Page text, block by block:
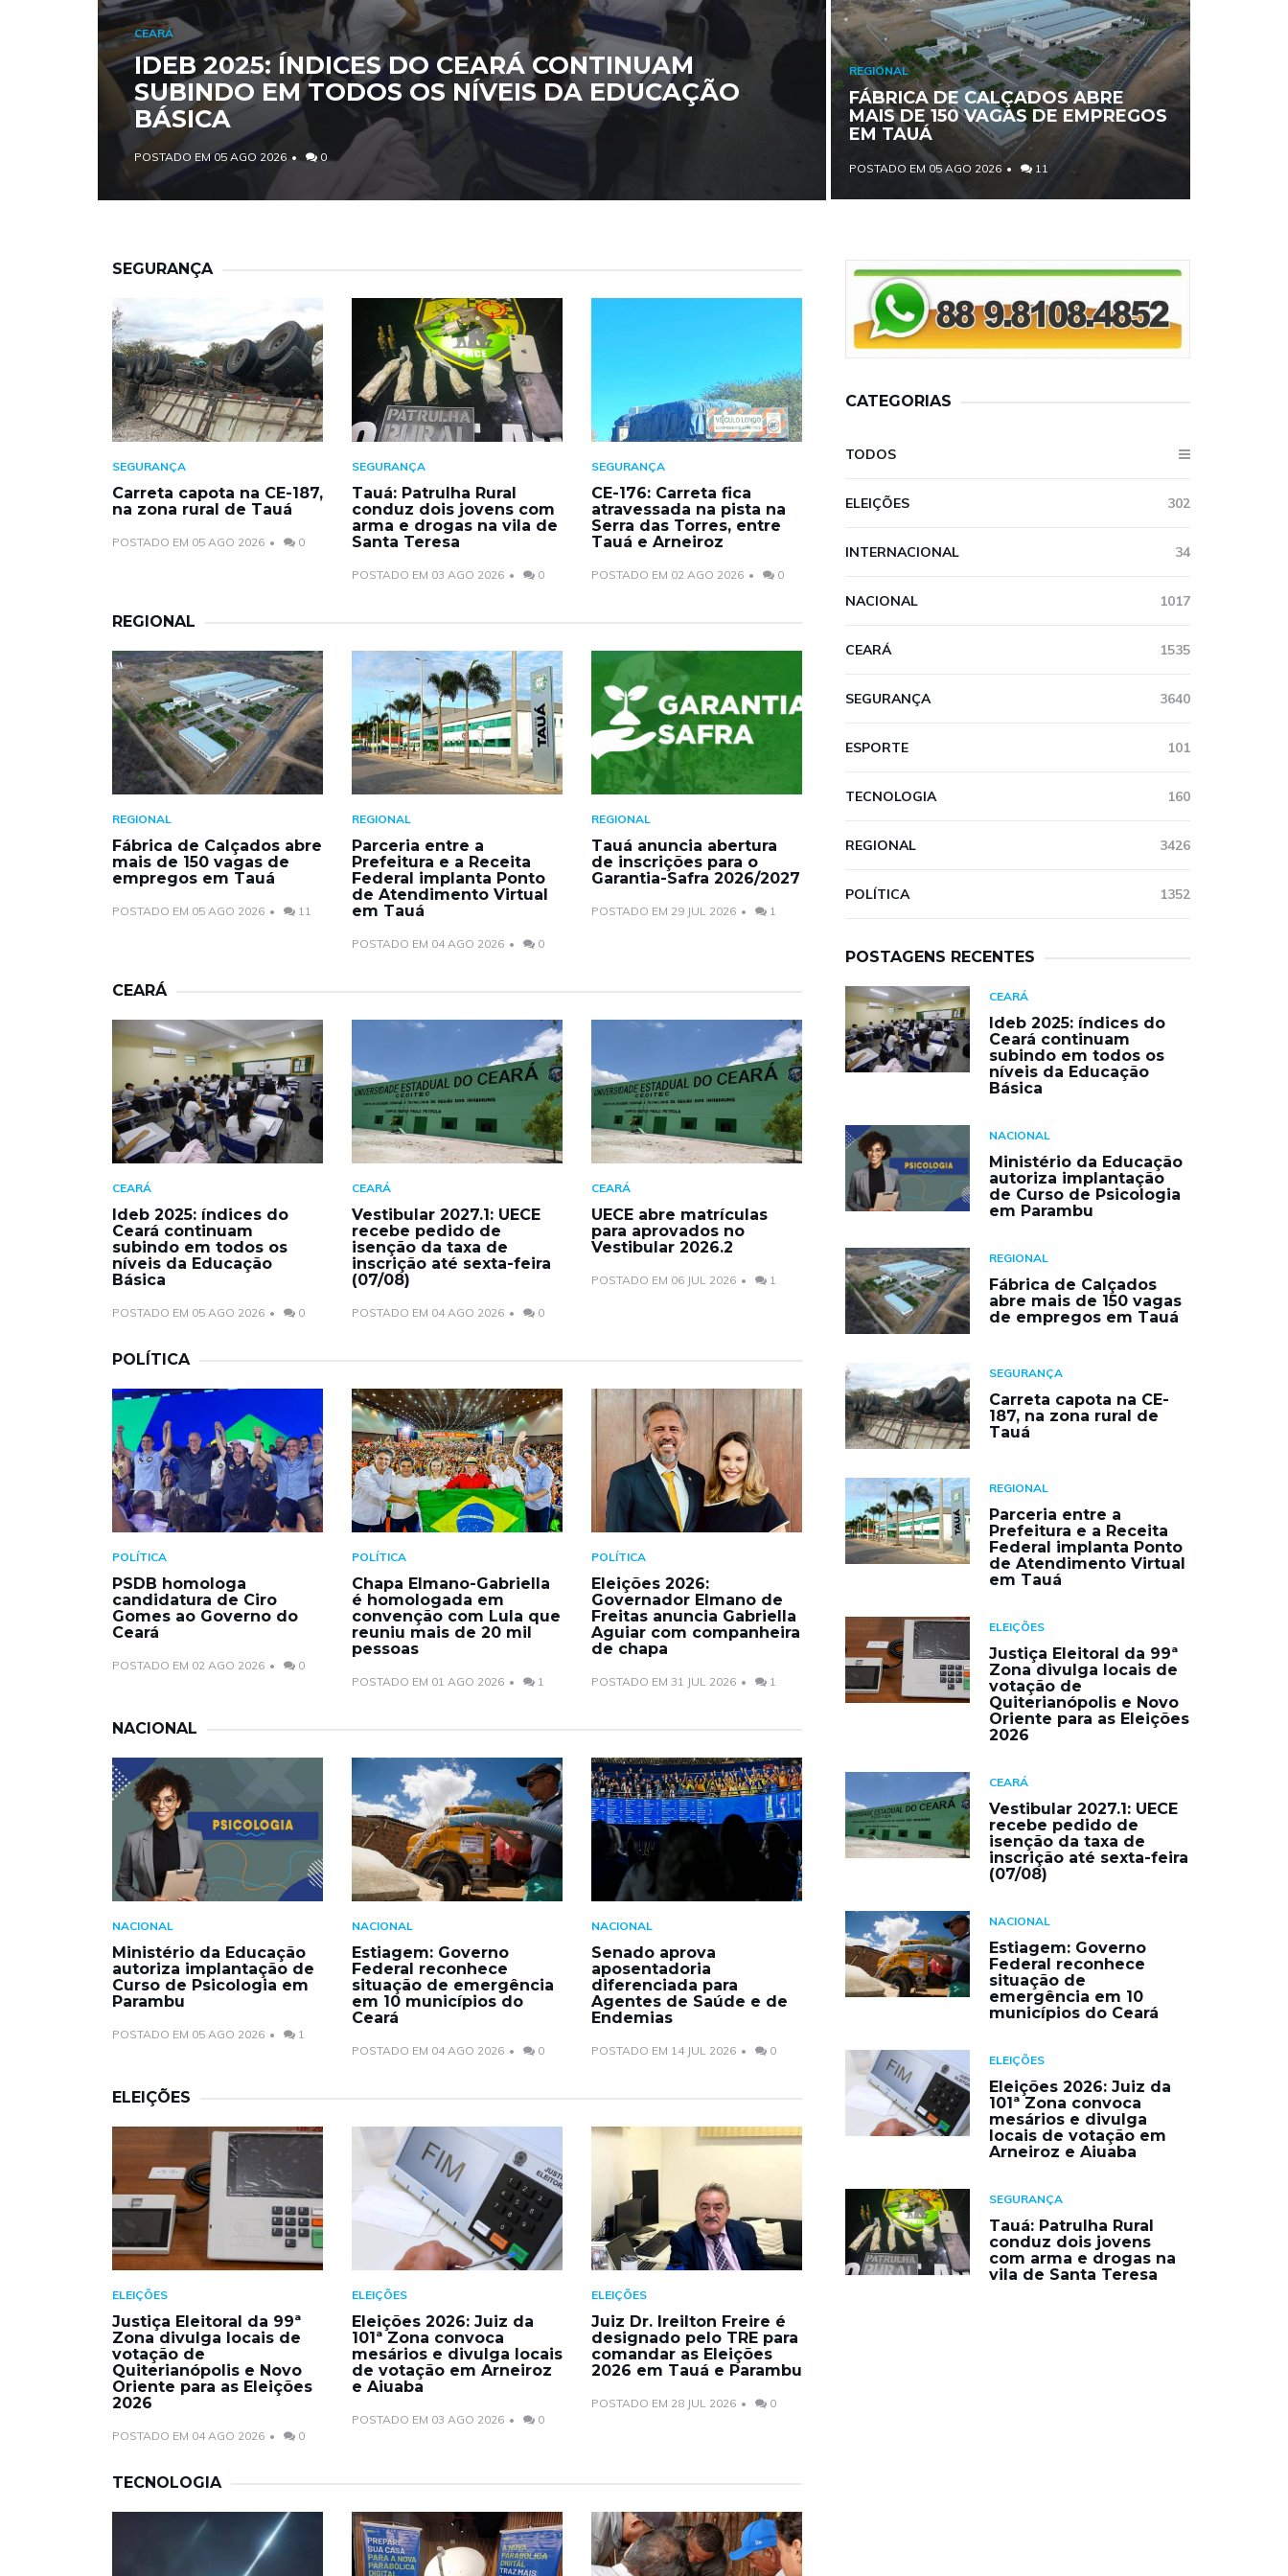
CEARÁ
IDEB 2025: ÍNDICES DO CEARÁ CONTINUAM
SUBINDO EM TODOS OS NÍVEIS DA EDUCAÇÃO
BÁSICA
POSTADO EM 05 AGO 2026 0
REGIONAL
FÁBRICA DE CALÇADOS ABRE
MAIS DE 150 VAGAS DE EMPREGOS
EM TAUÁ
POSTADO EM 05 AGO 2026 11
SEGURANÇA
SEGURANÇA
Carreta capota na CE-187,
na zona rural de Tauá
POSTADO EM 05 AGO 2026 0
SEGURANÇA
Tauá: Patrulha Rural
conduz dois jovens com
arma e drogas na vila de
Santa Teresa
POSTADO EM 03 AGO 2026 0
SEGURANÇA
CE-176: Carreta fica
atravessada na pista na
Serra das Torres, entre
Tauá e Arneiroz
POSTADO EM 02 AGO 2026 0
REGIONAL
REGIONAL
Fábrica de Calçados abre
mais de 150 vagas de
empregos em Tauá
POSTADO EM 05 AGO 2026 11
REGIONAL
Parceria entre a
Prefeitura e a Receita
Federal implanta Ponto
de Atendimento Virtual
em Tauá
POSTADO EM 04 AGO 2026 0
REGIONAL
Tauá anuncia abertura
de inscrições para o
Garantia-Safra 2026/2027
POSTADO EM 29 JUL 2026 1
CEARÁ
CEARÁ
Ideb 2025: índices do
Ceará continuam
subindo em todos os
níveis da Educação
Básica
POSTADO EM 05 AGO 2026 0
CEARÁ
Vestibular 2027.1: UECE
recebe pedido de
isenção da taxa de
inscrição até sexta-feira
(07/08)
POSTADO EM 04 AGO 2026 0
CEARÁ
UECE abre matrículas
para aprovados no
Vestibular 2026.2
POSTADO EM 06 JUL 2026 1
POLÍTICA
POLÍTICA
PSDB homologa
candidatura de Ciro
Gomes ao Governo do
Ceará
POSTADO EM 02 AGO 2026 0
POLÍTICA
Chapa Elmano-Gabriella
é homologada em
convenção com Lula que
reuniu mais de 20 mil
pessoas
POSTADO EM 01 AGO 2026 1
POLÍTICA
Eleições 2026:
Governador Elmano de
Freitas anuncia Gabriella
Aguiar com companheira
de chapa
POSTADO EM 31 JUL 2026 1
NACIONAL
NACIONAL
Ministério da Educação
autoriza implantação de
Curso de Psicologia em
Parambu
POSTADO EM 05 AGO 2026 1
NACIONAL
Estiagem: Governo
Federal reconhece
situação de emergência
em 10 municípios do
Ceará
POSTADO EM 04 AGO 2026 0
NACIONAL
Senado aprova
aposentadoria
diferenciada para
Agentes de Saúde e de
Endemias
POSTADO EM 14 JUL 2026 0
ELEIÇÕES
ELEIÇÕES
Justiça Eleitoral da 99ª
Zona divulga locais de
votação de
Quiterianópolis e Novo
Oriente para as Eleições
2026
POSTADO EM 04 AGO 2026 0
ELEIÇÕES
Eleições 2026: Juiz da
101ª Zona convoca
mesários e divulga locais
de votação em Arneiroz
e Aiuaba
POSTADO EM 03 AGO 2026 0
ELEIÇÕES
Juiz Dr. Ireilton Freire é
designado pelo TRE para
comandar as Eleições
2026 em Tauá e Parambu
POSTADO EM 28 JUL 2026 0
TECNOLOGIA
CATEGORIAS
TODOS
ELEIÇÕES 302
INTERNACIONAL 34
NACIONAL 1017
CEARÁ 1535
SEGURANÇA 3640
ESPORTE 101
TECNOLOGIA 160
REGIONAL 3426
POLÍTICA 1352
POSTAGENS RECENTES
CEARÁ
Ideb 2025: índices do
Ceará continuam
subindo em todos os
níveis da Educação
Básica
NACIONAL
Ministério da Educação
autoriza implantação
de Curso de Psicologia
em Parambu
REGIONAL
Fábrica de Calçados
abre mais de 150 vagas
de empregos em Tauá
SEGURANÇA
Carreta capota na CE-
187, na zona rural de
Tauá
REGIONAL
Parceria entre a
Prefeitura e a Receita
Federal implanta Ponto
de Atendimento Virtual
em Tauá
ELEIÇÕES
Justiça Eleitoral da 99ª
Zona divulga locais de
votação de
Quiterianópolis e Novo
Oriente para as Eleições
2026
CEARÁ
Vestibular 2027.1: UECE
recebe pedido de
isenção da taxa de
inscrição até sexta-feira
(07/08)
NACIONAL
Estiagem: Governo
Federal reconhece
situação de
emergência em 10
municípios do Ceará
ELEIÇÕES
Eleições 2026: Juiz da
101ª Zona convoca
mesários e divulga
locais de votação em
Arneiroz e Aiuaba
SEGURANÇA
Tauá: Patrulha Rural
conduz dois jovens
com arma e drogas na
vila de Santa Teresa